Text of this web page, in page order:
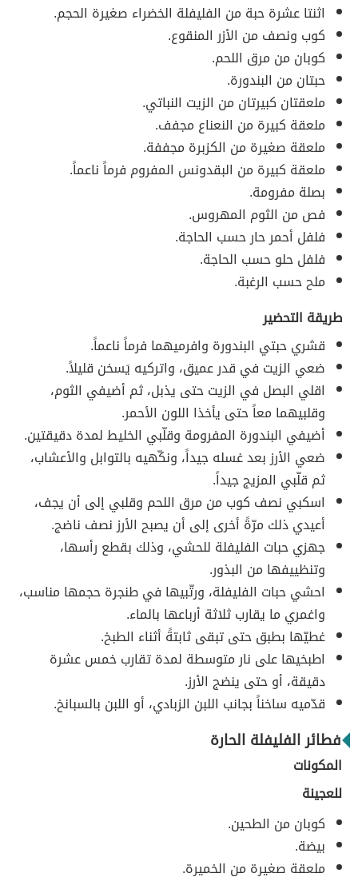
اثنتا عشرة حبة من الفليفلة الخضراء صغيرة الحجم.
كوب ونصف من الأزر المنقوع.
كوبان من مرق اللحم.
حبتان من البندورة.
ملعقتان كبيرتان من الزيت النباتي.
ملعقة كبيرة من النعناع مجفف.
ملعقة صغيرة من الكزبرة مجففة.
ملعقة كبيرة من البقدونس المفروم فرماً ناعماً.
بصلة مفرومة.
فص من الثوم المهروس.
فلفل أحمر حار حسب الحاجة.
فلفل حلو حسب الحاجة.
ملح حسب الرغبة.
طريقة التحضير
قشري حبتي البندورة وافرميهما فرماً ناعماً.
ضعي الزيت في قدر عميق، واتركيه يَسخن قليلاً.
اقلي البصل في الزيت حتى يذبل، ثم أضيفي الثوم،
وقلبيهما معاً حتى يأخذا اللون الأحمر.
أضيفي البندورة المفرومة وقلّبي الخليط لمدة دقيقتين.
ضعي الأرز بعد غسله جيداً، ونكّهيه بالتوابل والأعشاب،
ثم قلّبي المزيج جيداً.
اسكبي نصف كوب من مرق اللحم وقلبي إلى أن يجف،
أعيدي ذلك مرّةً أخرى إلى أن يصبح الأرز نصف ناضج.
جهزي حبات الفليفلة للحشي، وذلك بقطع رأسها،
وتنظييفها من البذور.
احشي حبات الفليفلة، ورتّبيها في طنجرة حجمها مناسب،
واغمري ما يقارب ثلاثة أرباعها بالماء.
غطيّها بطبق حتى تبقى ثابتةً أثناء الطبخ.
اطبخيها على نار متوسطة لمدة تقارب خمس عشرة
دقيقة، أو حتى ينضج الأرز.
قدّميه ساخناً بجانب اللبن الزبادي، أو اللبن بالسبانخ.
فطائر الفليفلة الحارة
المكونات
للعجينة
كوبان من الطحين.
بيضة.
ملعقة صغيرة من الخميرة.